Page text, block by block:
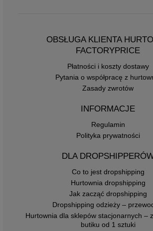
OBSŁUGA KLIENTA
FACTORYPRICE
Płatności i koszty dostawy
Pytania o współpracę z
Zasady zwrotów
INFORMACJE
Regulamin
Polityka prywatności
DLA
Co to jest dropshipping
Hurtownia dropshipping
Jak zacząć dropshipping
Dropshipping odzieży –
Hurtownia dla sklepów stacjonarnych –
butiku od 1 sztuki